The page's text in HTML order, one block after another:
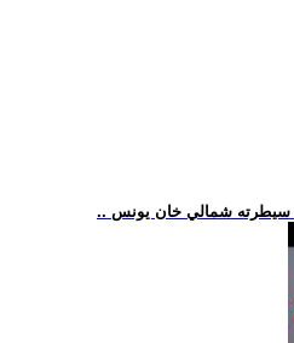
سيطرته شمالي خان يونس